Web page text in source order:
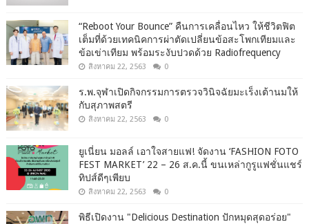
“Reboot Your Bounce” คืนการเคลื่อนไหว ให้ชีวิตฟิต
เต็มที่ด้วยเทคนิคการผ่าตัดเปลี่ยนข้อสะโพกเทียมและ
ข้อเข่าเทียม พร้อมระงับปวดด้วย Radiofrequency
สิงหาคม 22, 2563 0
ร.พ.จุฬาเปิดกิจกรรมการตรวจวินิจฉัยมะเร็งเต้านมให้
กับสุภาพสตรี
สิงหาคม 22, 2563 0
ยูเนี่ยน มอลล์ เอาใจสายแฟ! จัดงาน ‘FASHION FOTO
FEST MARKET’ 22 – 26 ส.ค.นี้ ขนเหล่ากูรูแฟชั่นแชร์
ทิปส์ดีๆเพียบ
สิงหาคม 22, 2563 0
พิธีเปิดงาน "Delicious Destination ปักหมุดสุดอร่อย"